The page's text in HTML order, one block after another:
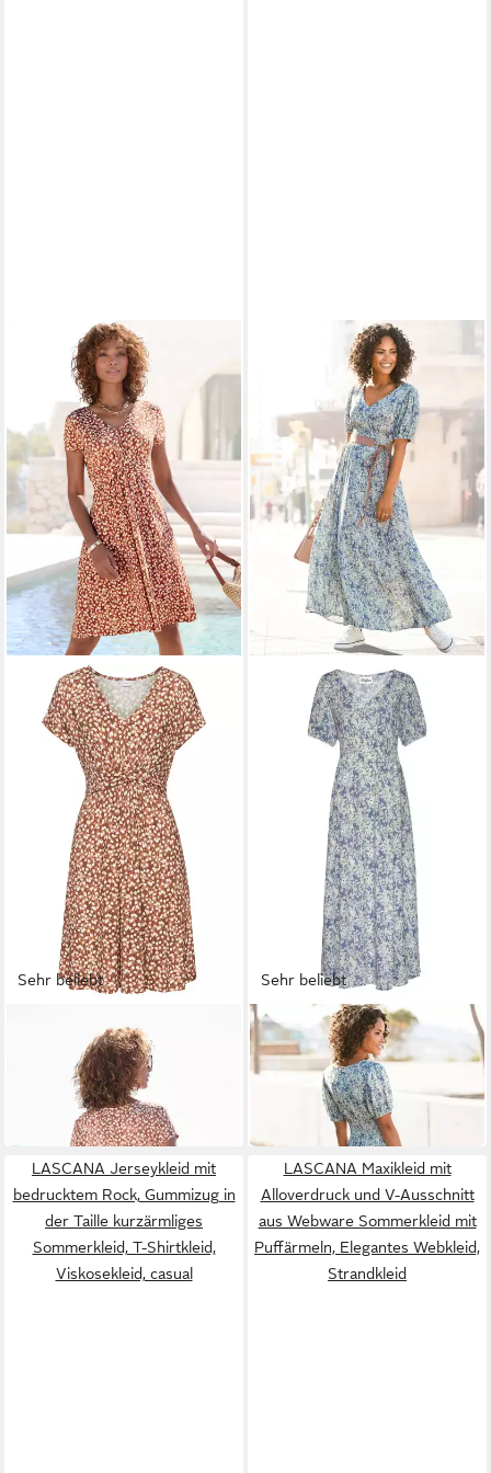
Sehr beliebt
VIVANCE BY LASCANA
Jerseykleid mit
Pünktchendruck und V-
Ausschnitt
figurschmeichelndes
Sommerkleid, Strandkleid,
39,99 € 49,99 €
Sehr beliebt
BUFFALO
Maxikleid mit zartem
Blumendruck und V-
Ausschnitt aus Webware
kurzärmliges Sommerkleid,
Strandkleid, Druckkleid,
89,99 €
LASCANA Jerseykleid mit
bedrucktem Rock, Gummizug in
der Taille kurzärmliges
Sommerkleid, T-Shirtkleid,
Viskosekleid, casual
LASCANA Maxikleid mit
Alloverdruck und V-Ausschnitt
aus Webware Sommerkleid mit
Puffärmeln, Elegantes Webkleid,
Strandkleid